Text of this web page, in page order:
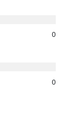
0
0